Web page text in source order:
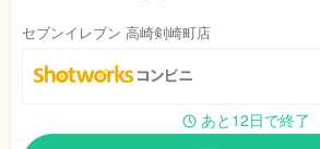
セブンイレブン 高崎剣崎町店
あと12日で終了